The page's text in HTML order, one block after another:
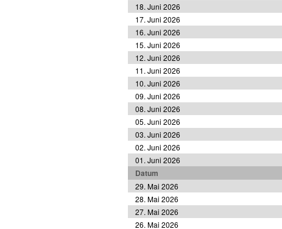
18. Juni 2026
17. Juni 2026
16. Juni 2026
15. Juni 2026
12. Juni 2026
11. Juni 2026
10. Juni 2026
09. Juni 2026
08. Juni 2026
05. Juni 2026
03. Juni 2026
02. Juni 2026
01. Juni 2026
Datum
29. Mai 2026
28. Mai 2026
27. Mai 2026
26. Mai 2026